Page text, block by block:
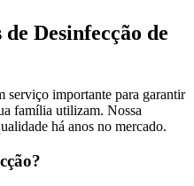
Desinfecção de
serviço importante para garantir
família utilizam. Nossa
há anos no mercado.